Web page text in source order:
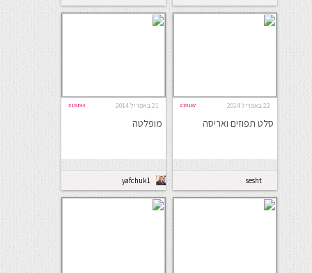
22 באפריל 2014 #19187
סלט תפוזים ואריסה
sesht
21 באפריל 2014 #19193
מופלטה
yafchuk1